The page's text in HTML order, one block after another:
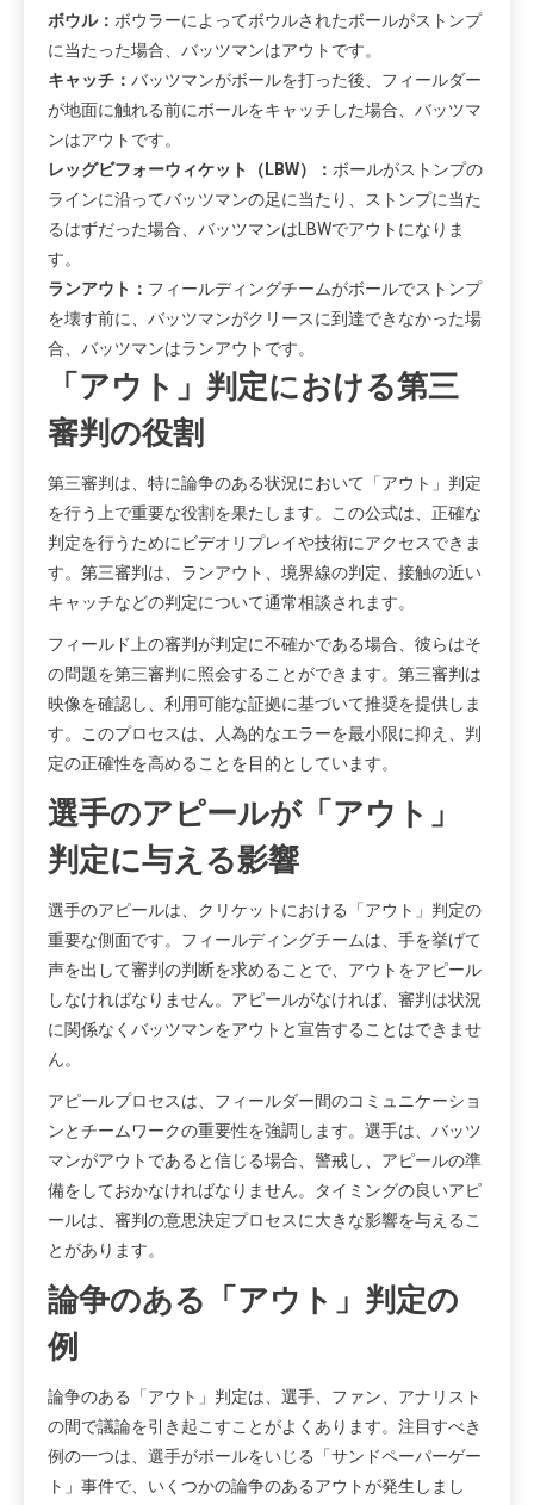
ボウル： ボウラーによってボウルされたボールがストンプ
に当たった場合、バッツマンはアウトです。
キャッチ： バッツマンがボールを打った後、フィールダー
が地面に触れる前にボールをキャッチした場合、バッツマ
ンはアウトです。
レッグビフォーウィケット（LBW）： ボールがストンプの
ラインに沿ってバッツマンの足に当たり、ストンプに当た
るはずだった場合、バッツマンはLBWでアウトになりま
す。
ランアウト： フィールディングチームがボールでストンプ
を壊す前に、バッツマンがクリースに到達できなかった場
合、バッツマンはランアウトです。
「アウト」判定における第三
審判の役割
第三審判は、特に論争のある状況において「アウト」判定
を行う上で重要な役割を果たします。この公式は、正確な
判定を行うためにビデオリプレイや技術にアクセスできま
す。第三審判は、ランアウト、境界線の判定、接触の近い
キャッチなどの判定について通常相談されます。
フィールド上の審判が判定に不確かである場合、彼らはそ
の問題を第三審判に照会することができます。第三審判は
映像を確認し、利用可能な証拠に基づいて推奨を提供しま
す。このプロセスは、人為的なエラーを最小限に抑え、判
定の正確性を高めることを目的としています。
選手のアピールが「アウト」
判定に与える影響
選手のアピールは、クリケットにおける「アウト」判定の
重要な側面です。フィールディングチームは、手を挙げて
声を出して審判の判断を求めることで、アウトをアピール
しなければなりません。アピールがなければ、審判は状況
に関係なくバッツマンをアウトと宣告することはできませ
ん。
アピールプロセスは、フィールダー間のコミュニケーショ
ンとチームワークの重要性を強調します。選手は、バッツ
マンがアウトであると信じる場合、警戒し、アピールの準
備をしておかなければなりません。タイミングの良いアピ
ールは、審判の意思決定プロセスに大きな影響を与えるこ
とがあります。
論争のある「アウト」判定の
例
論争のある「アウト」判定は、選手、ファン、アナリスト
の間で議論を引き起こすことがよくあります。注目すべき
例の一つは、選手がボールをいじる「サンドペーパーゲー
ト」事件で、いくつかの論争のあるアウトが発生しまし